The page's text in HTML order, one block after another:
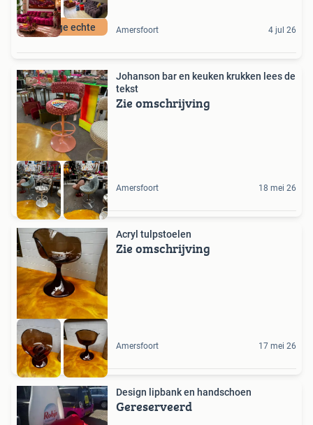
De enige echte Amersfoort 4 jul 26
Johanson bar en keuken krukken lees de
tekst
Zie omschrijving
Amersfoort 18 mei 26
Acryl tulpstoelen
Zie omschrijving
Amersfoort 17 mei 26
Design lipbank en handschoen
Gereserveerd